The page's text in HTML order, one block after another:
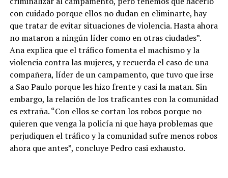
con cuidado porque ellos no dudan en eliminarte, hay
que tratar de evitar situaciones de violencia. Hasta ahora
no mataron a ningún líder como en otras ciudades”.
Ana explica que el tráfico fomenta el machismo y la
violencia contra las mujeres, y recuerda el caso de una
compañera, líder de un campamento, que tuvo que irse
a Sao Paulo porque les hizo frente y casi la matan. Sin
embargo, la relación de los traficantes con la comunidad
es extraña. “Con ellos se cortan los robos porque no
quieren que venga la policía ni que haya problemas que
perjudiquen el tráfico y la comunidad sufre menos robos
ahora que antes”, concluye Pedro casi exhausto.